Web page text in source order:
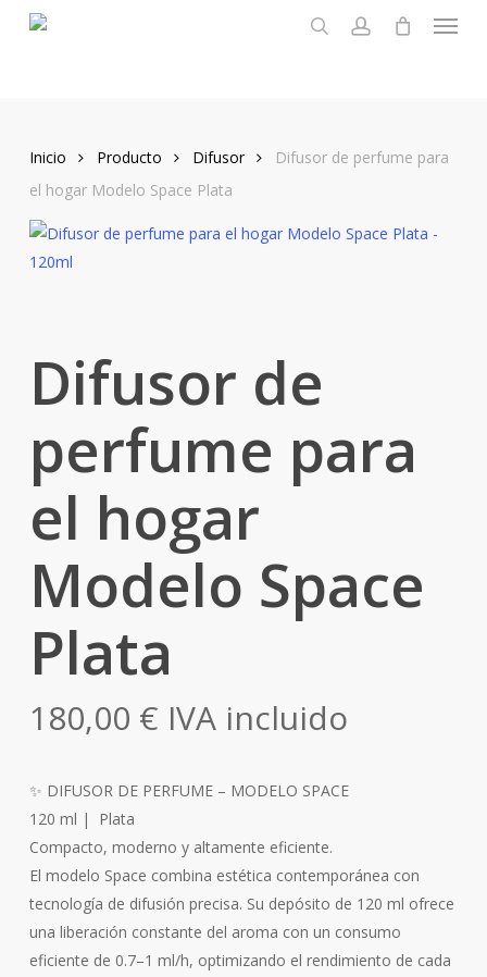
Menu
Inicio Producto Difusor
Difusor de perfume para
el hogar Modelo Space Plata
Difusor de
perfume para
el hogar
Modelo Space
Plata
180,00 € IVA incluido
✨ DIFUSOR DE PERFUME – MODELO SPACE
120 ml | Plata
Compacto, moderno y altamente eficiente.
El modelo Space combina estética contemporánea con
tecnología de difusión precisa. Su depósito de 120 ml ofrece
una liberación constante del aroma con un consumo
eficiente de 0.7–1 ml/h, optimizando el rendimiento de cada